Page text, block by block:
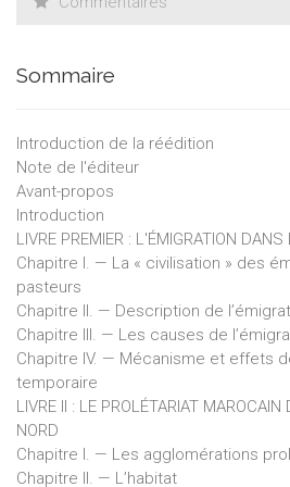
France, fondateur et directeur du
Sommaire
Introduction de la réédition
Note de l'éditeur
Avant-propos
Introduction
LIVRE PREMIER : L'ÉMIGRATION
Chapitre I. — La « civilisation » des
pasteurs
Chapitre II. — Description de
Chapitre III. — Les causes de
Chapitre IV. — Mécanisme et effets
temporaire
LIVRE II : LE PROLÉTARIAT
NORD
Chapitre I. — Les agglomérations
Chapitre II. — L’habitat